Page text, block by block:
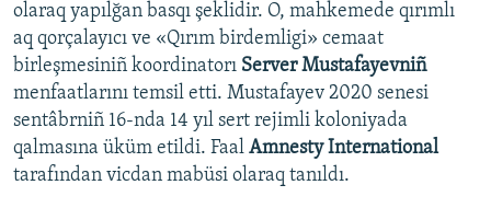
olaraq yapılğan basqı şeklidir. O, mahkemede qırımlı
aq qorçalayıcı ve «Qırım birdemligi» cemaat
birleşmesiniñ koordinatorı Server Mustafayevniñ
menfaatlarını temsil etti. Mustafayev 2020 senesi
sentâbrniñ 16-nda 14 yıl sert rejimli koloniyada
qalmasına üküm etildi. Faal Amnesty International
tarafından vicdan mabüsi olaraq tanıldı.